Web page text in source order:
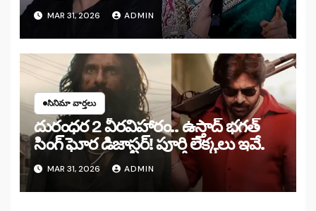
MAR 31, 2026 ADMIN
సినిమా వార్తలు
దురంధర 2 వీరవిహారం.. ఉస్తాద్ భగత్
సింగ్ ఘోర డిజాస్టర్! పూర్తి లెక్కలు ఇవే.
MAR 31, 2026 ADMIN